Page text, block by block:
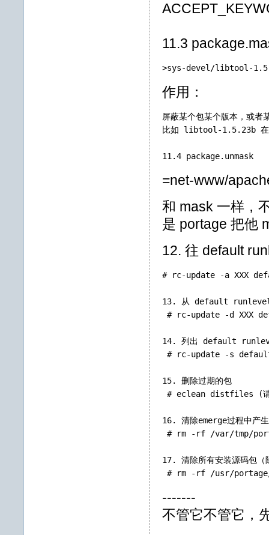
11.3
>sys-devel/libtool-
作用：
屏蔽某个包某个版本，或者
比如 libtool-1.5.23b 在
11.4 package.unmask
=net-www/
和 mask 一样，
是 portage 把他
12. 往 default
# rc-update -a XXX
13. 从 default runlevel
# rc-update -d XXX
14. 列出 default
# rc-update -s
15. 删除过期的包
# eclean distfiles (
16. 清除emerge过程中产
# rm -rf /var/tmp/
17. 清除所有安装源码包（
# rm -rf /usr/
-------
不管它不管它，